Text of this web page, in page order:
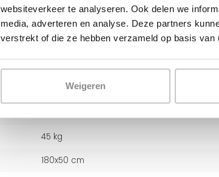
websiteverkeer te analyseren. Ook delen we
media, adverteren en analyse. Deze partners
verstrekt of die ze hebben verzameld op basis
Weigeren
1959199
6094124896834
45 kg
180x50 cm